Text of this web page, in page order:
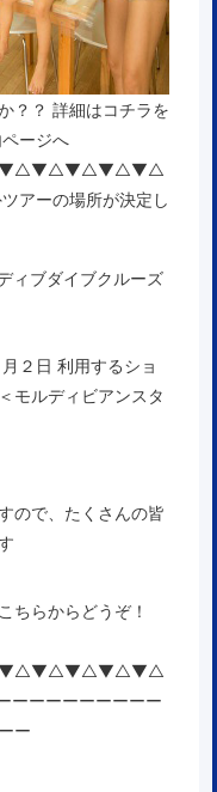
？？ 詳細はコチラを
ージへ
ーの場所が決定し
ィブダイブクルーズ
２日 利用するショ
モルディビアンスタ
ので、たくさんの皆
ちらからどうぞ！
ーーーーーーー
ー